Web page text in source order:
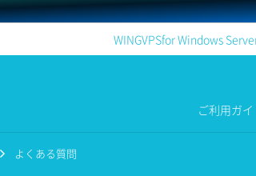
WINGVPSfor Windows
ご利用ガイ
よくある質問